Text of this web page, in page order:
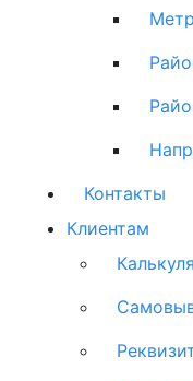
Контакты
Клиентам